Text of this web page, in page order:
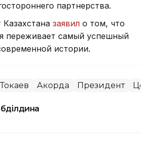
партнерства.
заявил о том, что
переживает самый успешный
истории.
Акорда Президент